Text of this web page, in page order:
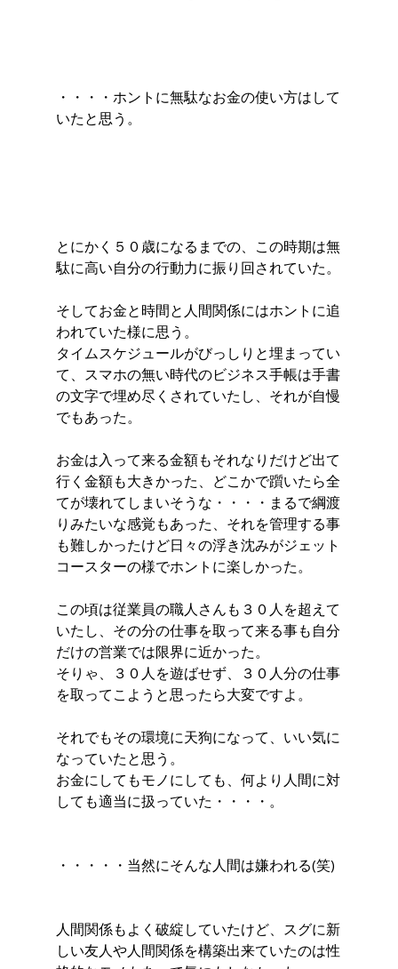
・・・・ホントに無駄なお金の使い方はして
いたと思う。
とにかく５０歳になるまでの、この時期は無
駄に高い自分の行動力に振り回されていた。
そしてお金と時間と人間関係にはホントに追
われていた様に思う。
タイムスケジュールがびっしりと埋まってい
て、スマホの無い時代のビジネス手帳は手書
の文字で埋め尽くされていたし、それが自慢
でもあった。
お金は入って来る金額もそれなりだけど出て
行く金額も大きかった、どこかで躓いたら全
てが壊れてしまいそうな・・・・まるで綱渡
りみたいな感覚もあった、それを管理する事
も難しかったけど日々の浮き沈みがジェット
コースターの様でホントに楽しかった。
この頃は従業員の職人さんも３０人を超えて
いたし、その分の仕事を取って来る事も自分
だけの営業では限界に近かった。
そりゃ、３０人を遊ばせず、３０人分の仕事
を取ってこようと思ったら大変ですよ。
それでもその環境に天狗になって、いい気に
なっていたと思う。
お金にしてもモノにしても、何より人間に対
しても適当に扱っていた・・・・。
・・・・・当然にそんな人間は嫌われる(笑)
人間関係もよく破綻していたけど、スグに新
しい友人や人間関係を構築出来ていたのは性